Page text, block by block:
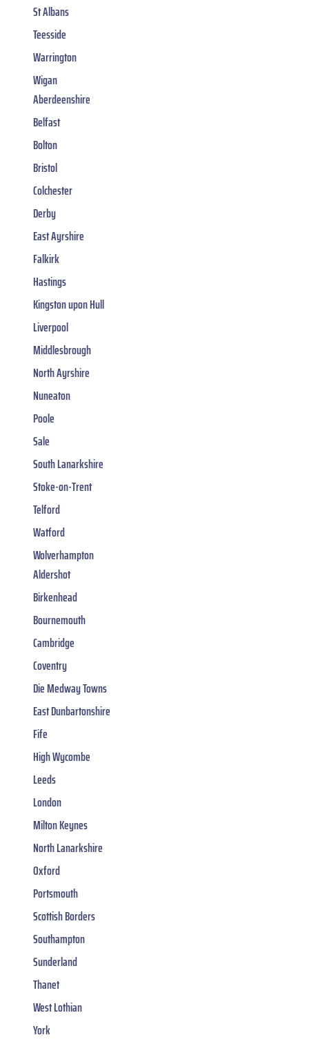
St Albans
Teesside
Warrington
Wigan
Aberdeenshire
Belfast
Bolton
Bristol
Colchester
Derby
East Ayrshire
Falkirk
Hastings
Kingston upon Hull
Liverpool
Middlesbrough
North Ayrshire
Nuneaton
Poole
Sale
South Lanarkshire
Stoke-on-Trent
Telford
Watford
Wolverhampton
Aldershot
Birkenhead
Bournemouth
Cambridge
Coventry
Die Medway Towns
East Dunbartonshire
Fife
High Wycombe
Leeds
London
Milton Keynes
North Lanarkshire
Oxford
Portsmouth
Scottish Borders
Southampton
Sunderland
Thanet
West Lothian
York